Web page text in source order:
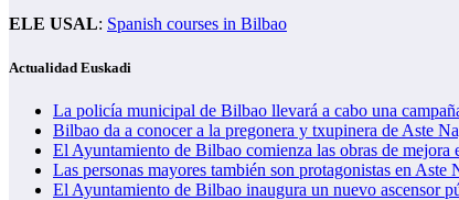
ELE USAL: Spanish courses in Bilbao
Actualidad Euskadi
La policía municipal de Bilbao llevará a cabo una
Bilbao da a conocer a la pregonera y txupinera de Aste
El Ayuntamiento de Bilbao comienza las obras de
Las personas mayores también son protagonistas en
El Ayuntamiento de Bilbao inaugura un nuevo ascensor